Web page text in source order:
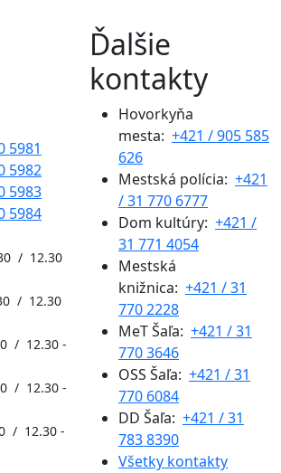
5981
5982
5983
5984
/ 12.30
/ 12.30
/ 12.30 -
/ 12.30 -
/ 12.30 -
Ďalšie
kontakty
Hovorkyňa
mesta: +421 / 905 585
626
Mestská polícia: +421
/ 31 770 6777
Dom kultúry: +421 /
31 771 4054
Mestská
knižnica: +421 / 31
770 2228
MeT Šaľa: +421 / 31
770 3646
OSS Šaľa: +421 / 31
770 6084
DD Šaľa: +421 / 31
783 8390
Všetky kontakty